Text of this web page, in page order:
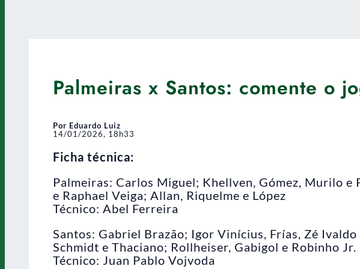
Palmeiras x Santos: comente o
Por Eduardo Luiz
14/01/2026, 18h33
Ficha técnica:
Palmeiras: Carlos Miguel; Khellven, Gómez, Murilo
e Raphael Veiga; Allan, Riquelme e López
Técnico: Abel Ferreira
Santos: Gabriel Brazão; Igor Vinícius, Frías, Zé
Schmidt e Thaciano; Rollheiser, Gabigol e Robinho Jr.
Técnico: Juan Pablo Vojvoda